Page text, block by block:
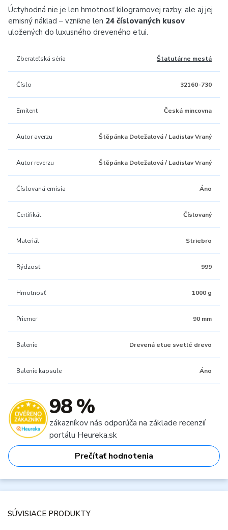
Úctyhodná nie je len hmotnosť kilogramovej razby, ale aj jej
emisný náklad – vznikne len 24 číslovaných kusov
uložených do luxusného dreveného etui.
Zberateľská séria Štatutárne mestá
Číslo 32160-730
Emitent Česká mincovna
Autor averzu Štěpánka Doležalová / Ladislav Vraný
Autor reverzu Štěpánka Doležalová / Ladislav Vraný
Číslovaná emisia Áno
Certifikát Číslovaný
Materiál Striebro
Rýdzosť 999
Hmotnosť 1000 g
Priemer 90 mm
Balenie Drevená etue svetlé drevo
Balenie kapsule Áno
98 %
zákazníkov nás odporúča na základe recenzií
portálu Heureka.sk
Prečítať hodnotenia
SÚVISIACE PRODUKTY